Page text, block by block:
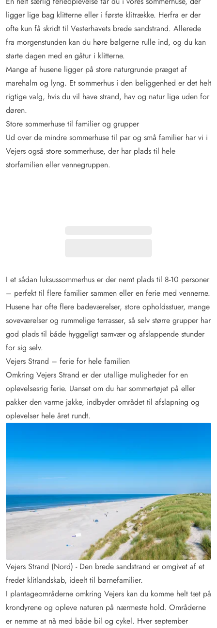
ligger lige bag klitterne eller i første klitrække. Herfra er der
ofte kun få skridt til Vesterhavets brede sandstrand. Allerede
fra morgenstunden kan du høre bølgerne rulle ind, og du kan
starte dagen med en gåtur i klitterne.
Mange af husene ligger på store naturgrunde præget af
marehalm og lyng. Et sommerhus i den beliggenhed er det helt
rigtige valg, hvis du vil have strand, hav og natur lige uden for
døren.
Store sommerhuse til familier og grupper
Ud over de mindre sommerhuse til par og små familier har vi i
Vejers også store sommerhuse, der har plads til hele
storfamilien eller vennegruppen.
I et sådan luksussommerhus er der nemt plads til 8-10 personer
– perfekt til flere familier sammen eller en ferie med vennerne.
Husene har ofte flere badeværelser, store opholdsstuer, mange
soveværelser og rummelige terrasser, så selv større grupper har
god plads til både hyggeligt samvær og afslappende stunder
for sig selv.
Vejers Strand – ferie for hele familien
Omkring Vejers Strand er der utallige muligheder for en
oplevelsesrig ferie. Uanset om du har sommertøjet på eller
pakker den varme jakke, indbyder området til afslapning og
oplevelser hele året rundt.
Vejers Strand (Nord) - Den brede sandstrand er omgivet af et
fredet klitlandskab, ideelt til børnefamilier.
I plantageområderne omkring Vejers kan du komme helt tæt på
krondyrene og opleve naturen på nærmeste hold. Områderne
er nemme at nå med både bil og cykel. Hver september